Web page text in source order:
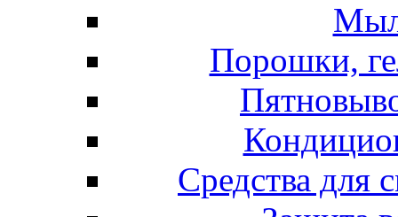
Порошки,
Средства для